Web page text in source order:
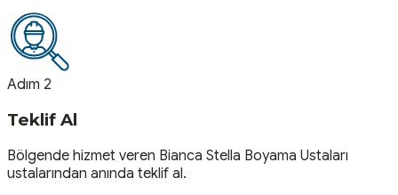
Adım 2
Teklif Al
Bölgende hizmet veren Bianca Stella Boyama Ustaları
ustalarından anında teklif al.